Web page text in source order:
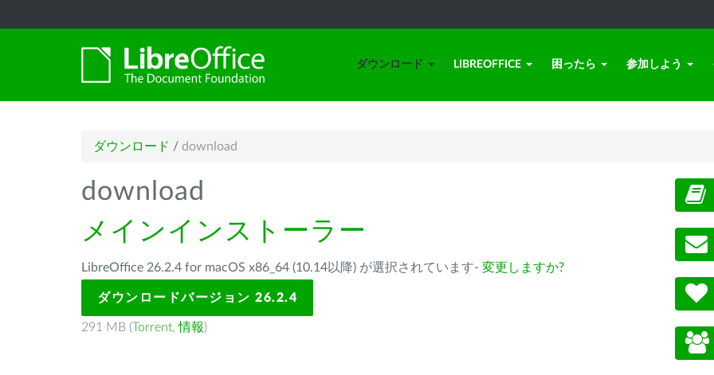
ダウンロード LIBREOFFICE 困ったら 参加しよう
ダウンロード / download
download
メインインストーラー
LibreOffice 26.2.4 for macOS x86_64 (10.14以降) が選択されています- 変更しますか?
ダウンロードバージョン 26.2.4
291 MB (Torrent,情報)